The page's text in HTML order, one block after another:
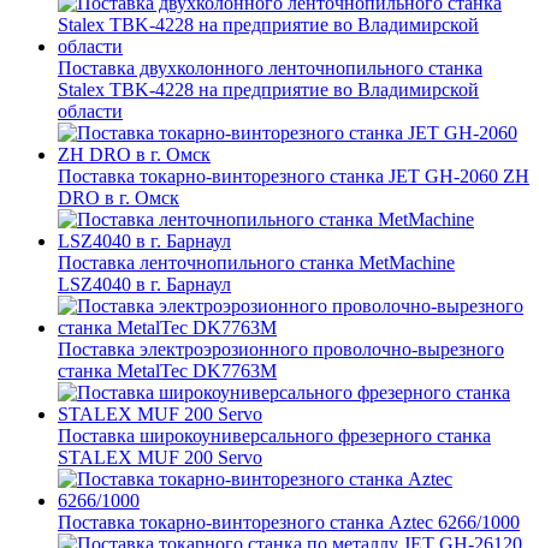
Поставка двухколонного ленточнопильного станка
Stalex TBK-4228 на предприятие во Владимирской
области
Поставка токарно-винторезного станка JET GH-2060 ZH
DRO в г. Омск
Поставка ленточнопильного станка MetMachine
LSZ4040 в г. Барнаул
Поставка электроэрозионного проволочно-вырезного
станка MetalTec DK7763M
Поставка широкоуниверсального фрезерного станка
STALEX MUF 200 Servo
Поставка токарно-винторезного станка Aztec 6266/1000